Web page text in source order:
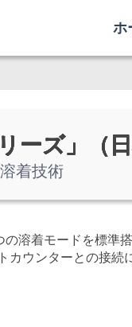
ホ
ズ」（日
着技術
溶着モードを標準
ウンターとの接続